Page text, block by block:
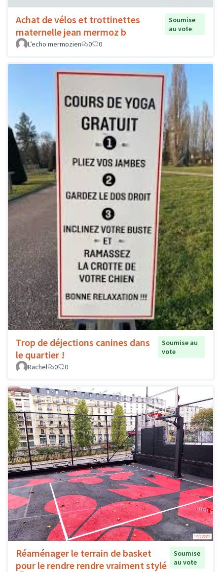
Achat de vélos et trottinettes
maternelle jean mermoz b
Soumise
au vote
L’echo mermozien
0 0
Trop de déjections canines dans
le quartier !
Soumise au
vote
Rachel
0 0
Réaménager le terrain de basket
pour le rendre rendre vraiment stylé
Soumise
au vote